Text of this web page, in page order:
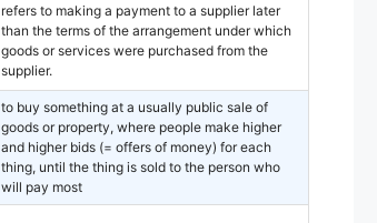
refers to making a payment to a supplier later
than the terms of the arrangement under which
goods or services were purchased from the
supplier.
to buy something at a usually public sale of
goods or property, where people make higher
and higher bids (= offers of money) for each
thing, until the thing is sold to the person who
will pay most